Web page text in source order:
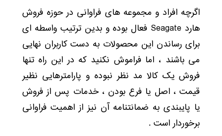
اگرچه افراد و مجموعه های فراوانی در حوزه فروش
هارد Seagate فعال بوده و بدین ترتیب واسطه ای
برای رساندن این محصولات به دست کاربران نهایی
می باشند ، اما فراموش نکنید که در این راه تنها
فروش یک کالا مد نظر نبوده و پارامترهایی نظیر
قیمت ، اصل یا فرع بودن ، خدمات پس از فروش
یا پایبندی به ضمانتنامه آن نیز از اهمیت فراوانی
برخوردار است .